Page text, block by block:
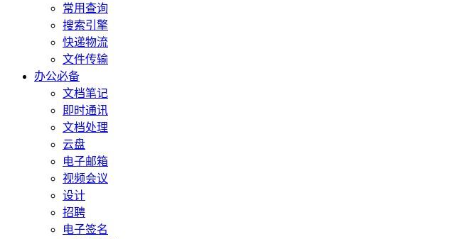
常用查询
搜索引擎
快递物流
文件传输
办公必备
文档笔记
即时通讯
文档处理
云盘
电子邮箱
视频会议
设计
招聘
电子签名